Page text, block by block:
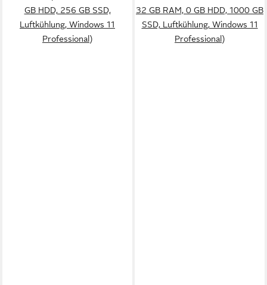
GB HDD, 256 GB SSD,
Luftkühlung, Windows 11
Professional)
32 GB RAM, 0 GB HDD, 1000 GB
SSD, Luftkühlung, Windows 11
Professional)